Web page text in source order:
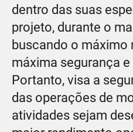
dentro das suas
projeto, durante o
buscando o máximo
máxima segurança
Portanto, visa a
das operações de
atividades sejam